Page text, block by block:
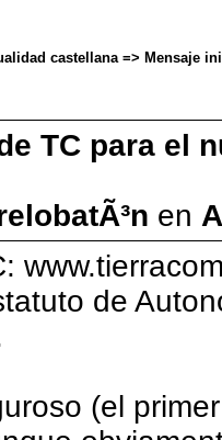
castellana => Mensaje
TC para el
en
de
(el